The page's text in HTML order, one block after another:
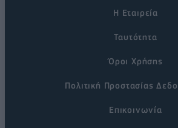
Η Εταιρεία
Ταυτότητα
Όροι Χρήσης
Πολιτική Προστασίας
Επικοινωνία